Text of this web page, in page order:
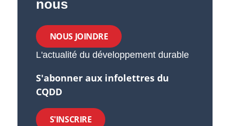
nous
NOUS JOINDRE
L'actualité du développement durable
S'abonner aux infolettres du
CQDD
S'INSCRIRE